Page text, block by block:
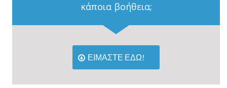
κάποια βοήθεια;
ΕΙΜΑΣΤΕ ΕΔΩ!